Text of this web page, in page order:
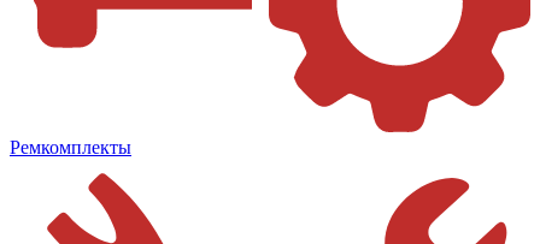
Ремкомплекты